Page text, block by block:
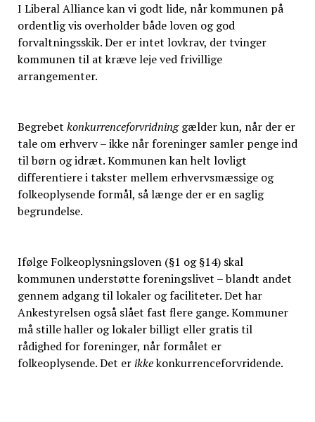
I Liberal Alliance kan vi godt lide, når kommunen på
ordentlig vis overholder både loven og god
forvaltningsskik. Der er intet lovkrav, der tvinger
kommunen til at kræve leje ved frivillige
arrangementer.
Begrebet konkurrenceforvridninggælder kun, når der er
tale om erhverv – ikke når foreninger samler penge ind
til børn og idræt. Kommunen kan helt lovligt
differentiere i takster mellem erhvervsmæssige og
folkeoplysende formål, så længe der er en saglig
begrundelse.
Ifølge Folkeoplysningsloven (§1 og §14) skal
kommunen understøtte foreningslivet – blandt andet
gennem adgang til lokaler og faciliteter. Det har
Ankestyrelsen også slået fast flere gange. Kommuner
må stille haller og lokaler billigt eller gratis til
rådighed for foreninger, når formålet er
folkeoplysende. Det er ikkekonkurrenceforvridende.